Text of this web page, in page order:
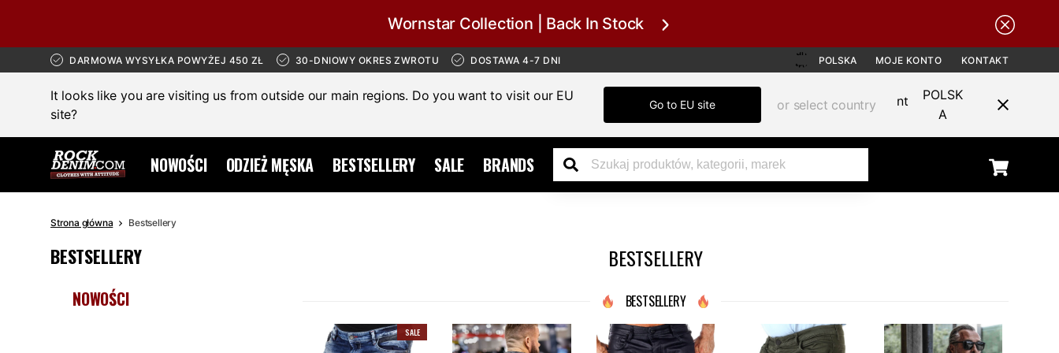
Wornstar Collection | Back In Stock
DARMOWA WYSYŁKA POWYŻEJ 450 ZŁ 30-DNIOWY OKRES ZWROTU DOSTAWA 4-7 DNI POLSKA MOJE KONTO KONTAKT
It looks like you are visiting us from outside our main regions. Do you want to visit our EU
site?
Go to EU site or select country
POLSK
A
NOWOŚCI ODZIEŻ MĘSKA BESTSELLERY SALE BRANDS
Strona główna Bestsellery
BESTSELLERY
NOWOŚCI
BESTSELLERY
BESTSELLERY
SALE